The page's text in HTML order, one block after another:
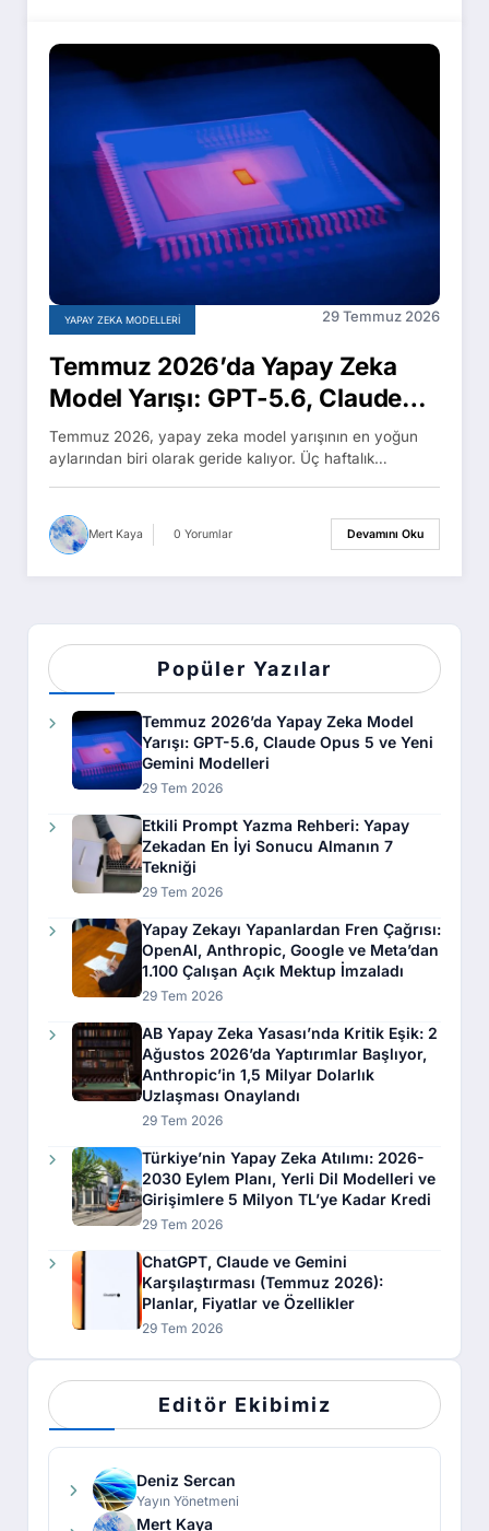
YAPAY ZEKA MODELLERI 29 Temmuz 2026
Temmuz 2026’da Yapay Zeka
Model Yarışı: GPT-5.6, Claude
Opus 5 ve Yeni Gemini Modelleri
Temmuz 2026, yapay zeka model yarışının en yoğun
aylarından biri olarak geride kalıyor. Üç haftalık…
Mert Kaya 0 Yorumlar Devamını Oku
Popüler Yazılar
Temmuz 2026’da Yapay Zeka Model
Yarışı: GPT-5.6, Claude Opus 5 ve Yeni
Gemini Modelleri
29 Tem 2026
Etkili Prompt Yazma Rehberi: Yapay
Zekadan En İyi Sonucu Almanın 7
Tekniği
29 Tem 2026
Yapay Zekayı Yapanlardan Fren Çağrısı:
OpenAI, Anthropic, Google ve Meta’dan
1.100 Çalışan Açık Mektup İmzaladı
29 Tem 2026
AB Yapay Zeka Yasası’nda Kritik Eşik: 2
Ağustos 2026’da Yaptırımlar Başlıyor,
Anthropic’in 1,5 Milyar Dolarlık
Uzlaşması Onaylandı
29 Tem 2026
Türkiye’nin Yapay Zeka Atılımı: 2026-
2030 Eylem Planı, Yerli Dil Modelleri ve
Girişimlere 5 Milyon TL’ye Kadar Kredi
29 Tem 2026
ChatGPT, Claude ve Gemini
Karşılaştırması (Temmuz 2026):
Planlar, Fiyatlar ve Özellikler
29 Tem 2026
Editör Ekibimiz
Deniz Sercan
Yayın Yönetmeni
Mert Kaya